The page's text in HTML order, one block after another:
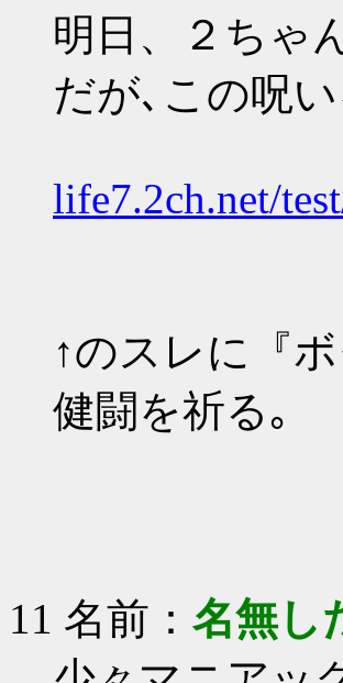
明日、２ちゃ
だが､この呪
life7.2ch.net/
↑のスレに『
健闘を祈る｡
11 名前： 名無し